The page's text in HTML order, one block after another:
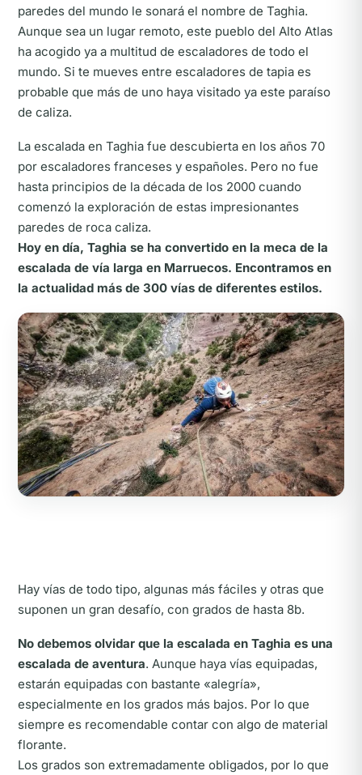
paredes del mundo le sonará el nombre de Taghia.
Aunque sea un lugar remoto, este pueblo del Alto Atlas
ha acogido ya a multitud de escaladores de todo el
mundo. Si te mueves entre escaladores de tapia es
probable que más de uno haya visitado ya este paraíso
de caliza.
La escalada en Taghia fue descubierta en los años 70
por escaladores franceses y españoles. Pero no fue
hasta principios de la década de los 2000 cuando
comenzó la exploración de estas impresionantes
paredes de roca caliza.
Hoy en día, Taghia se ha convertido en la meca de la
escalada de vía larga en Marruecos. Encontramos en
la actualidad más de 300 vías de diferentes estilos.
Hay vías de todo tipo, algunas más fáciles y otras que
suponen un gran desafío, con grados de hasta 8b.
No debemos olvidar que la escalada en Taghia es una
escalada de aventura. Aunque haya vías equipadas,
estarán equipadas con bastante «alegría»,
especialmente en los grados más bajos. Por lo que
siempre es recomendable contar con algo de material
florante.
Los grados son extremadamente obligados, por lo que